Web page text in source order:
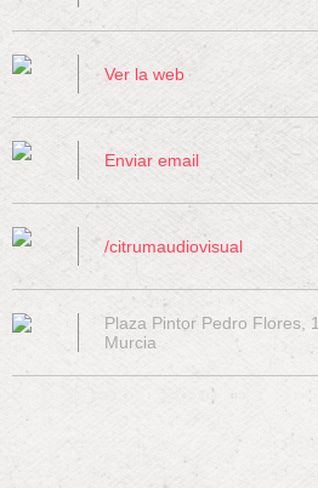
Ver la web
Enviar email
/citrumaudiovisual
Plaza Pintor Pedro Flores, 1,
Murcia